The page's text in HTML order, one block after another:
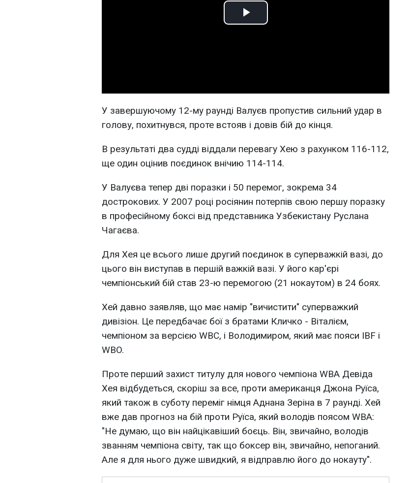
Play
У завершуючому 12-му раунді Валуєв пропустив сильний удар в
голову, похитнувся, проте встояв і довів бій до кінця.
В результаті два судді віддали перевагу Хею з рахунком 116-112,
ще один оцінив поєдинок внічию 114-114.
У Валуєва тепер дві поразки і 50 перемог, зокрема 34
дострокових. У 2007 році росіянин потерпів свою першу поразку
в професійному боксі від представника Узбекистану Руслана
Чагаєва.
Для Хея це всього лише другий поєдинок в суперважкій вазі, до
цього він виступав в першій важкій вазі. У його кар'єрі
чемпіонський бій став 23-ю перемогою (21 нокаутом) в 24 боях.
Хей давно заявляв, що має намір "вичистити" суперважкий
дивізіон. Це передбачає бої з братами Кличко - Віталієм,
чемпіоном за версією WBC, і Володимиром, який має пояси IBF і
WBO.
Проте перший захист титулу для нового чемпіона WBA Девіда
Хея відбудеться, скоріш за все, проти американця Джона Руїса,
який також в суботу переміг німця Аднана Зеріна в 7 раунді. Хей
вже дав прогноз на бій проти Руїса, який володів поясом WBA:
"Не думаю, що він найцікавіший боєць. Він, звичайно, володів
званням чемпіона світу, так що боксер він, звичайно, непоганий.
Але я для нього дуже швидкий, я відправлю його до нокауту".